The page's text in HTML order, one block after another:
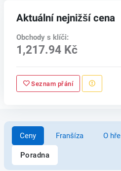
Aktuální nejnižší cena
Obchody s klíči:
1,217.94 Kč
Seznam přání
Ceny Franšíza O hře
Poradna